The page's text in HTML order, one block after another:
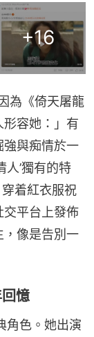
+16
為《倚天屠龍
容她：」有
強與痴情於一
人’獨有的特
着紅衣服祝
交平台上發佈
，像是告別一
憶
角色。她出演